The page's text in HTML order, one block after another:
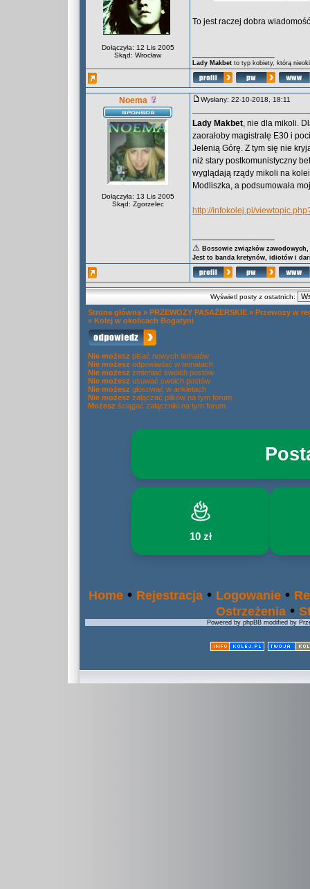
Dołączyła: 12 Lis 2005
Skąd: Wrocław
To jest raczej dobra
Lady Makbet to typ kobiety, którą
Noema
Dołączyła: 13 Lis 2005
Skąd: Zgorzelec
Wysłany: 22-10-2018, 18:11
Lady Makbet, nie dla mikoli.
zaorałoby magistralę E30 i
Jelenią Górę. Z tym się nie
niż stary postkomunistyczny
wyglądają rządy mikoli na
Modliszka, a podsumowała
http://infokolej.pl/
⚠ Bossowie związków
Jest to banda kretynów, idiotów i
Wyświetl posty z ostatnich:
Strona główna » PRZEWOZY PASAŻERSKIE » Przewozy w
» Kolej w okolicach Bogatyni
Nie możesz pisać nowych tematów
Nie możesz odpowiadać w tematach
Nie możesz zmieniać swoich postów
Nie możesz usuwać swoich postów
Nie możesz głosować w ankietach
Nie możesz załączać plików na tym forum
Możesz ściągać załączniki na tym forum
10 zł
Home • Rejestracja • Logowanie •
Ostrzeżenia •
Powered by phpBB modified by